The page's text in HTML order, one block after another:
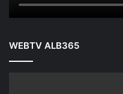
WEBTV ALB365